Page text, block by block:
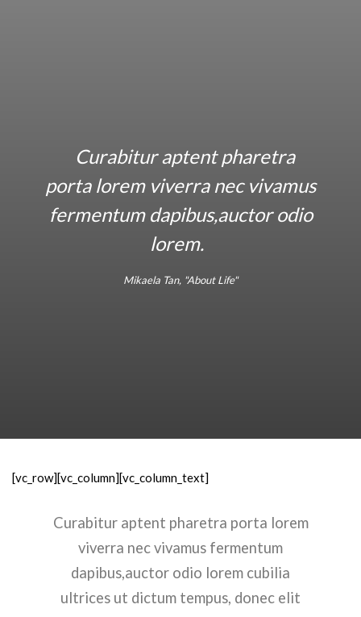
Curabitur aptent pharetra
porta lorem viverra nec vivamus
fermentum dapibus,auctor odio
lorem.
Mikaela Tan, "About Life"
[vc_row][vc_column][vc_column_text]
Curabitur aptent pharetra porta lorem
viverra nec vivamus fermentum
dapibus,auctor odio lorem cubilia
ultrices ut dictum tempus, donec elit